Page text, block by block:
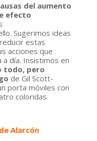
del aumento
efecto
Sugerimos ideas
estas
acciones que
día. Insistimos en
todo, pero
de Gil Scott-
porta móviles con
coloridas
Alarcón